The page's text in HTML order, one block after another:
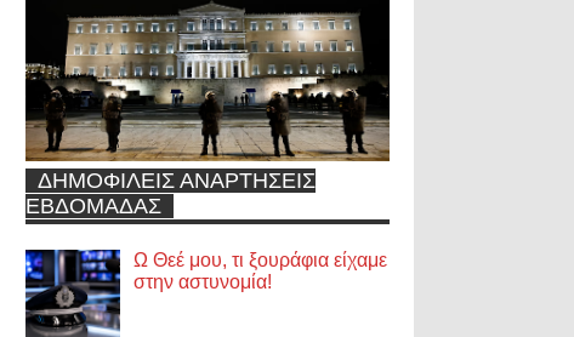
ΔΗΜΟΦΙΛΕΙΣ ΑΝΑΡΤΗΣΕΙΣ
ΕΒΔΟΜΑΔΑΣ
Ω Θεέ μου, τι ξουράφια είχαμε
στην αστυνομία!